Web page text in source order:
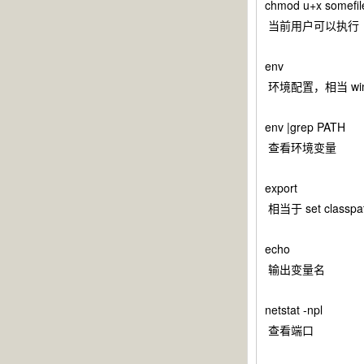
chmod u+x
当前用户可以执行
env
环境配置，相当
env |grep PATH
查看环境变量
export
相当于 set
echo
输出变量名
netstat -npl
查看端口